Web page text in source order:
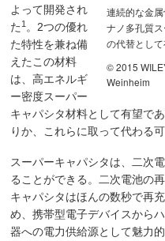
連続的な金
ナノ多孔質
の代替として
© 2015
Weinheim
よって開発され
た1 。2つの優れ
た特性を兼ね備
えたこの材料
は、高エネルギ
ー密度スーパー
キャパシタ材料として有望で
りか、これらに取って代わる可
スーパーキャパシタは、二次
ることができる。二次電池の
キャパシタはほんの数秒で再
め、携帯型電子デバイスから
器への電力供給源として魅力